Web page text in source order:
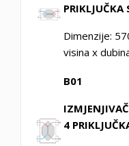
PRIKLJUČKA
Dimenzije:
visina x
B01
4